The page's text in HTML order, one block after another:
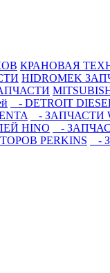
КРАНОВАЯ
HIDROMEK
- DETROIT
- ЗАПЧАСТИ
HINO -
PERKINS -